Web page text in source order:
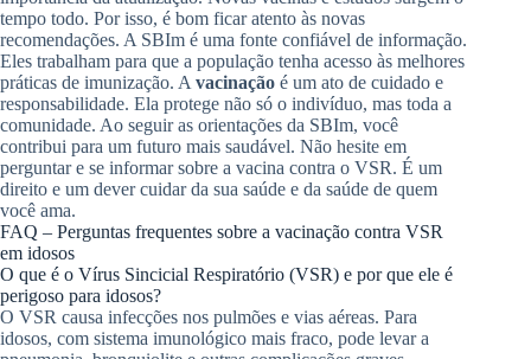
tempo todo. Por isso, é bom ficar atento às novas
recomendações. A SBIm é uma fonte confiável de informação.
Eles trabalham para que a população tenha acesso às melhores
práticas de imunização. A vacinação é um ato de cuidado e
responsabilidade. Ela protege não só o indivíduo, mas toda a
comunidade. Ao seguir as orientações da SBIm, você
contribui para um futuro mais saudável. Não hesite em
perguntar e se informar sobre a vacina contra o VSR. É um
direito e um dever cuidar da sua saúde e da saúde de quem
você ama.
FAQ – Perguntas frequentes sobre a vacinação contra VSR
em idosos
O que é o Vírus Sincicial Respiratório (VSR) e por que ele é
perigoso para idosos?
O VSR causa infecções nos pulmões e vias aéreas. Para
idosos, com sistema imunológico mais fraco, pode levar a